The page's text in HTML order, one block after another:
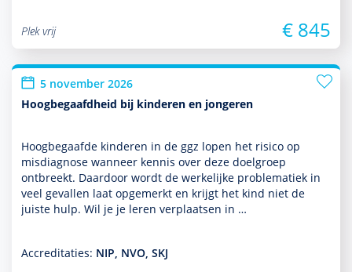
Plek vrij € 845
5 november 2026
Hoogbegaafdheid bij kinderen en jongeren
Hoogbegaafde kin­de­ren in de ggz lopen het risico op
misdiag­nose wanneer kennis over deze doel­groep
ontbreekt. Daardoor wordt de werkelijke proble­ma­tiek in
veel gevallen laat opgemerkt en krijgt het kind niet de
juiste hulp. Wil je je leren verplaatsen in …
Accreditaties: NIP, NVO, SKJ